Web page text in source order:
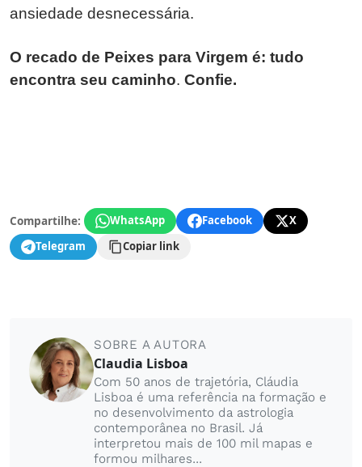
ansiedade desnecessária.
O recado de Peixes para Virgem é: tudo
encontra seu caminho. Confie.
Compartilhe: WhatsApp Facebook
X
Telegram
Copiar link
SOBRE A AUTORA
Claudia Lisboa
Com 50 anos de trajetória, Cláudia
Lisboa é uma referência na formação e
no desenvolvimento da astrologia
contemporânea no Brasil. Já
interpretou mais de 100 mil mapas e
formou milhares...